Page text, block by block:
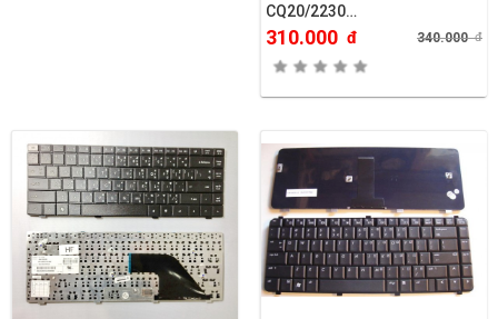
CQ20/2230…
310.000 đ 340.000đ